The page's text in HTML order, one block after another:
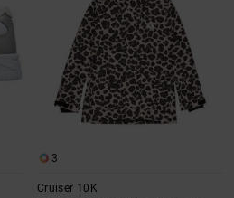
3
Cruiser 10K